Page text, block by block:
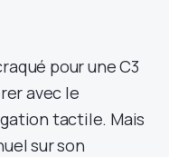
pour une C3
avec le
tactile. Mais
sur son